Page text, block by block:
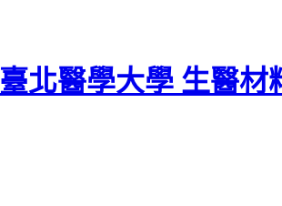
臺北醫學大學 生醫材